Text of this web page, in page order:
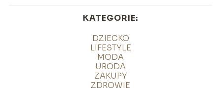
KATEGORIE:
DZIECKO
LIFESTYLE
MODA
URODA
ZAKUPY
ZDROWIE